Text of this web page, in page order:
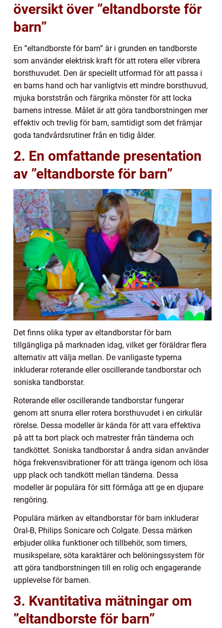
översikt över ”eltandborste för
barn”
En ”eltandborste för barn” är i grunden en tandborste
som använder elektrisk kraft för att rotera eller vibrera
borsthuvudet. Den är speciellt utformad för att passa i
en barns hand och har vanligtvis ett mindre borsthuvud,
mjuka borststrån och färgrika mönster för att locka
barnens intresse. Målet är att göra tandborstningen mer
effektiv och trevlig för barn, samtidigt som det främjar
goda tandvårdsrutiner från en tidig ålder.
2. En omfattande presentation
av ”eltandborste för barn”
Det finns olika typer av eltandborstar för barn
tillgängliga på marknaden idag, vilket ger föräldrar flera
alternativ att välja mellan. De vanligaste typerna
inkluderar roterande eller oscillerande tandborstar och
soniska tandborstar.
Roterande eller oscillerande tandborstar fungerar
genom att snurra eller rotera borsthuvudet i en cirkulär
rörelse. Dessa modeller är kända för att vara effektiva
på att ta bort plack och matrester från tänderna och
tandköttet. Soniska tandborstar å andra sidan använder
höga frekvensvibrationer för att tränga igenom och lösa
upp plack och tandkött mellan tänderna. Dessa
modeller är populära för sitt förmåga att ge en djupare
rengöring.
Populära märken av eltandborstar för barn inkluderar
Oral-B, Philips Sonicare och Colgate. Dessa märken
erbjuder olika funktioner och tillbehör, som timers,
musikspelare, söta karaktärer och belöningssystem för
att göra tandborstningen till en rolig och engagerande
upplevelse för barnen.
3. Kvantitativa mätningar om
”eltandborste för barn”